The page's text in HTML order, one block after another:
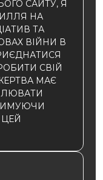
САЙТУ, Я
НА
ТА
ВІЙНИ В
СВІЙ
МАЄ